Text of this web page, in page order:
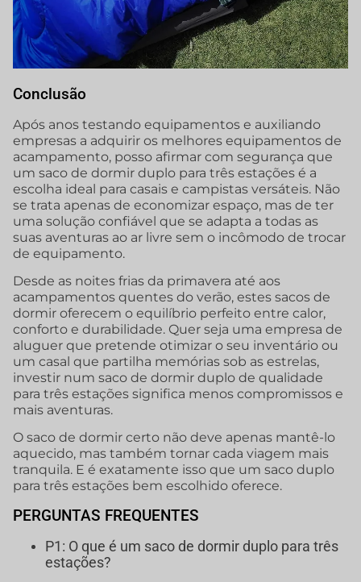
Conclusão
Após anos testando equipamentos e auxiliando
empresas a adquirir os melhores equipamentos de
acampamento, posso afirmar com segurança que
um saco de dormir duplo para três estações é a
escolha ideal para casais e campistas versáteis. Não
se trata apenas de economizar espaço, mas de ter
uma solução confiável que se adapta a todas as
suas aventuras ao ar livre sem o incômodo de trocar
de equipamento.
Desde as noites frias da primavera até aos
acampamentos quentes do verão, estes sacos de
dormir oferecem o equilíbrio perfeito entre calor,
conforto e durabilidade. Quer seja uma empresa de
aluguer que pretende otimizar o seu inventário ou
um casal que partilha memórias sob as estrelas,
investir num saco de dormir duplo de qualidade
para três estações significa menos compromissos e
mais aventuras.
O saco de dormir certo não deve apenas mantê-lo
aquecido, mas também tornar cada viagem mais
tranquila. E é exatamente isso que um saco duplo
para três estações bem escolhido oferece.
PERGUNTAS FREQUENTES
P1: O que é um saco de dormir duplo para três
estações?